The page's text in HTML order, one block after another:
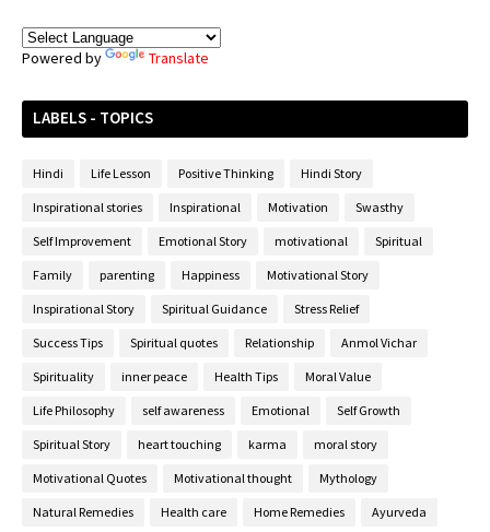
Powered by Translate
LABELS - TOPICS
Hindi Life Lesson Positive Thinking Hindi Story
Inspirational stories Inspirational Motivation Swasthy
Self Improvement Emotional Story motivational Spiritual
Family parenting Happiness Motivational Story
Inspirational Story Spiritual Guidance Stress Relief
Success Tips Spiritual quotes Relationship Anmol Vichar
Spirituality inner peace Health Tips Moral Value
Life Philosophy self awareness Emotional Self Growth
Spiritual Story heart touching karma moral story
Motivational Quotes Motivational thought Mythology
Natural Remedies Health care Home Remedies Ayurveda